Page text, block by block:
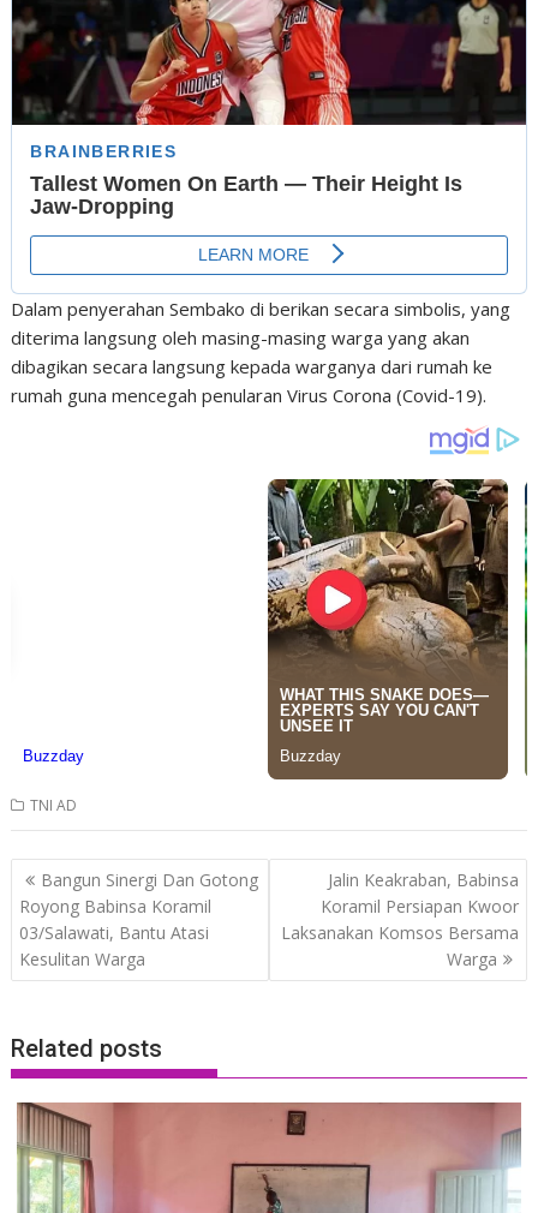
Dalam penyerahan Sembako di berikan secara simbolis, yang
diterima langsung oleh masing-masing warga yang akan
dibagikan secara langsung kepada warganya dari rumah ke
rumah guna mencegah penularan Virus Corona (Covid-19).
TNI AD
Post
navigation
Bangun Sinergi Dan Gotong
Royong Babinsa Koramil
03/Salawati, Bantu Atasi
Kesulitan Warga
Jalin Keakraban, Babinsa
Koramil Persiapan Kwoor
Laksanakan Komsos Bersama
Warga
Related posts